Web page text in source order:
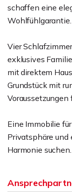
schaffen eine
Wohlfühlgarantie.
Vier
exklusives
mit direktem
Grundstück mit
Voraussetzungen
Eine Immobilie
Privatsphäre und
Harmonie suchen.